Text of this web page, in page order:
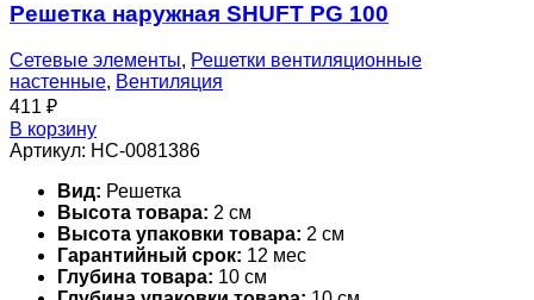
Решетка наружная SHUFT PG 100
Сетевые элементы, Решетки вентиляционные
настенные, Вентиляция
411 ₽
В корзину
Артикул: НС-0081386
Вид: Решетка
Высота товара: 2 см
Высота упаковки товара: 2 см
Гарантийный срок: 12 мес
Глубина товара: 10 см